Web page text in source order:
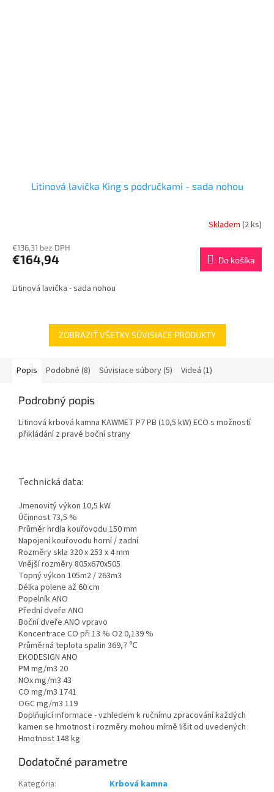
Litinová lavička King s područkami - sada nohou
Skladem (2 ks)
€136,31 bez DPH
€164,94 Do košíka
Litinová lavička - sada nohou
ZOBRAZIŤ VŠETKY SÚVISIACE PRODUKTY
Popis Podobné (8) Súvisiace súbory (5) Videá (1)
Podrobný popis
Litinová krbová kamna KAWMET P7 PB (10,5 kW) ECO s možností
přikládání z pravé boční strany
Technická data:
Jmenovitý výkon 10,5 kW
Účinnost 73,5 %
Průměr hrdla kouřovodu 150 mm
Napojení kouřovodu horní / zadní
Rozměry skla 320 x 253 x 4 mm
Vnější rozměry805x670x505
Topný výkon 105m2 / 263m3
Délka polene až 60 cm
PopelníkANO
Přední dveře ANO
Boční dveře ANO vpravo
Koncentrace CO při 13 % O20,139 %
Průměrná teplota spalin 369,7 ℃
EKODESIGN ANO
PM mg/m3 20
NOx mg/m3 43
CO mg/m3 1741
OGC mg/m3 119
Doplňující informace - vzhledem k ručnímu zpracování každých
kamen se hmotnost i rozměry mohou mírně lišit od uvedených
Hmotnost 148 kg
Dodatočné parametre
Kategória:
Krbová kamna